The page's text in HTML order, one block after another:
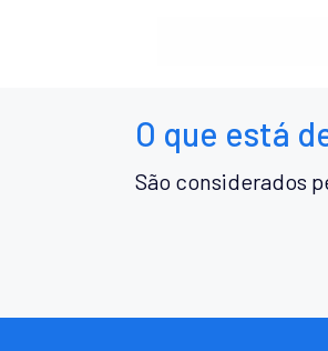
O que está
São considerados